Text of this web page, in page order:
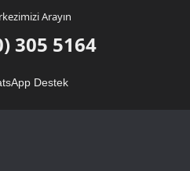
Arayın
305 5164
Destek